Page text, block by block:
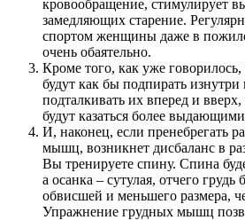
кровообращение, стимулирует
замедляющих старение.
спортом женщины даже в
очень обаятельно.
Кроме того, как уже
будут как бы подпирать
подталкивать их вперед и
будут казаться более
И, наконец, если пренебрегать
мышц, возникнет дисбаланс в
Вы тренируете спину. Спина
а осанка – сутулая, отчего грудь
обвисшей и меньшего размера,
Упражнение грудных мышц